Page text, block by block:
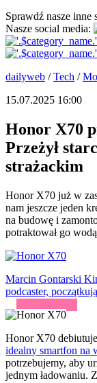
Sprawdź nasze inne
Nasze social media:
dailyweb /Tech /
15.07.2025 16:00
Honor X70
Przeżył
strażackim
Honor X70 już w
nam jeszcze jeden
na budowę i
potraktował go
Marcin Gontarski
podcaster,
Honor X70
idealny smartfon na
potrzebujemy, aby
jednym ładowaniu.